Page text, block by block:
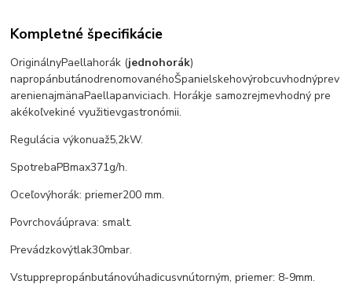
Kompletné špecifikácie
OriginálnyPaellahorák (jednohorák)
napropánbutánodrenomovanéhoŠpanielskehovýrobcuvhodnýprev
arenienajmänaPaellapanviciach.Horákje samozrejmevhodný pre
akékoľvekiné využitievgastronómii.
Regulácia výkonuaž5,2kW.
SpotrebaPBmax371g/h.
Oceľovýhorák:priemer200 mm.
Povrchováúprava: smalt.
Prevádzkovýtlak30mbar.
Vstupprepropánbutánovúhadicusvnútorným, priemer: 8-9mm.